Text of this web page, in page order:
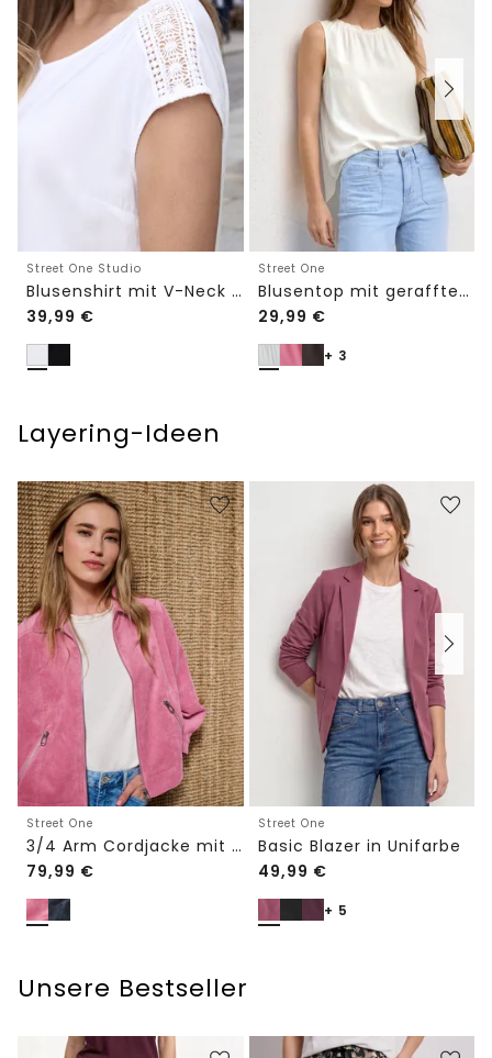
Street One Studio
Blusenshirt mit V-Neck und Spitze
39,99 €
Street One
Blusentop mit gerafftem Rundhals
29,99 €
+ 3
Layering-Ideen
Street One
3/4 Arm Cordjacke mit Hemdkragen
79,99 €
Street One
Basic Blazer in Unifarbe
49,99 €
+ 5
Unsere Bestseller